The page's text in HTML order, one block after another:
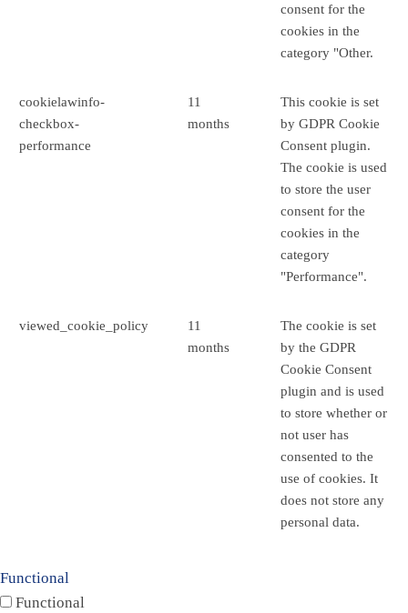
consent for the
cookies in the
category "Other.
cookielawinfo-
checkbox-
performance
11
months
This cookie is set
by GDPR Cookie
Consent plugin.
The cookie is used
to store the user
consent for the
cookies in the
category
"Performance".
viewed_cookie_policy
11
months
The cookie is set
by the GDPR
Cookie Consent
plugin and is used
to store whether or
not user has
consented to the
use of cookies. It
does not store any
personal data.
Functional
Functional